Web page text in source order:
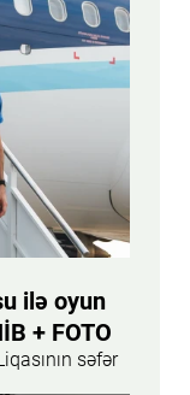
ilə oyun
+ FOTO
səfər